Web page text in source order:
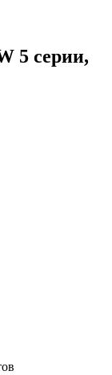
5 серии,